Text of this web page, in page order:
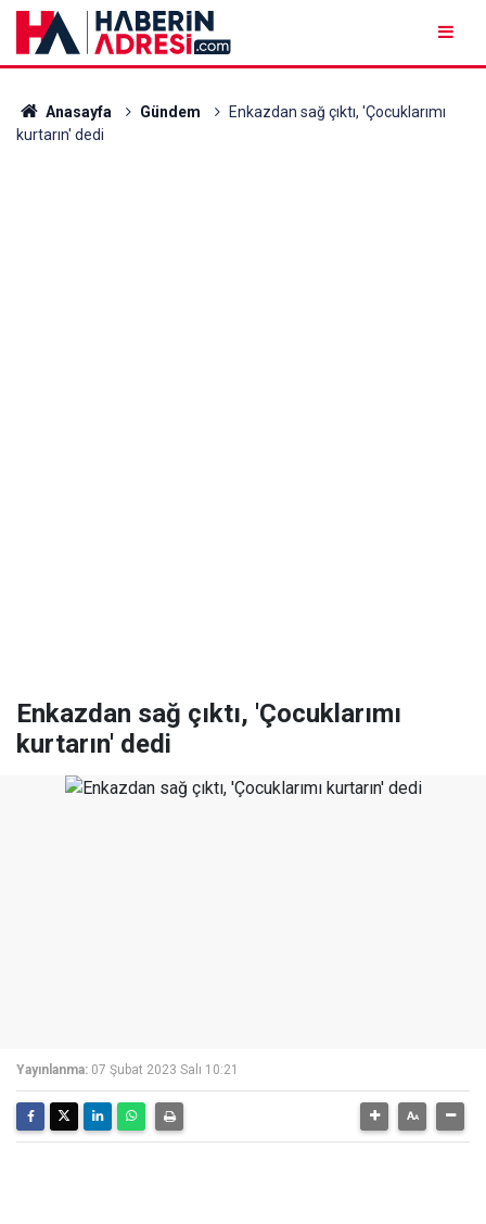
Anasayfa Gündem
Enkazdan sağ çıktı, 'Çocuklarımı
kurtarın' dedi
Enkazdan sağ çıktı, 'Çocuklarımı
kurtarın' dedi
Yayınlanma: 07 Şubat 2023 Salı 10:21